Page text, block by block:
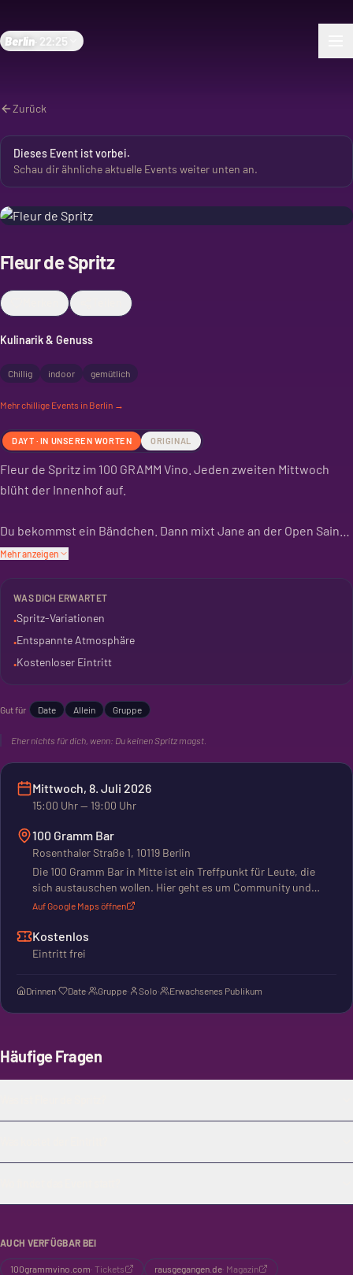
Berlin 22:25
Zurück
Dieses Event ist vorbei.
Schau dir ähnliche aktuelle Events weiter unten an.
Fleur de Spritz
Kulinarik & Genuss
Chillig indoor gemütlich
Mehrchillige Events in Berlin →
DAYT · IN UNSEREN WORTEN ORIGINAL
Fleur de Spritz im 100 GRAMM Vino. Jeden zweiten Mittwoch
blüht der Innenhof auf.
Du bekommst ein Bändchen. Dann mixt Jane an der Open Saint
Germain Bar Spritzes. Holunderblüte, Bubbles und Goldene
Das Ganze ist kostenlos. Ein guter Start in den Abend. Oder ein
entspannter Ausklang.
Mehr anzeigen
WAS DICH ERWARTET
•Spritz-Variationen
•Entspannte Atmosphäre
•Kostenloser Eintritt
Gut für Date Allein Gruppe
Eher nichts für dich, wenn: Du keinen Spritz magst.
Mittwoch, 8. Juli 2026
15:00 Uhr— 19:00 Uhr
100 Gramm Bar
Rosenthaler Straße 1, 10119 Berlin
Die 100 Gramm Bar in Mitte ist ein Treffpunkt für Leute, die
sich austauschen wollen. Hier geht es um Community und
Networking. Ob du alleine kommst, mit Freunden oder zum
Auf Google Maps öffnen
Kostenlos
Eintritt frei
Drinnen· Date· Gruppe· Solo· Erwachsenes Publikum
Häufige Fragen
AUCH VERFÜGBAR BEI
100grammvino.com· Tickets rausgegangen.de· Magazin